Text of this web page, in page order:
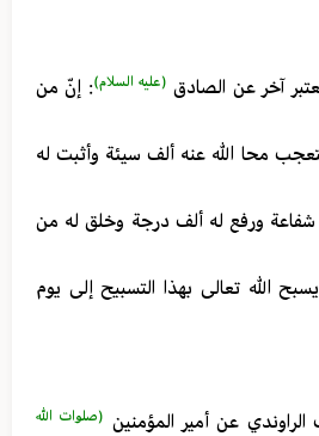
آخر عن الصادق (عليه السلام): إنّ من
محا الله عنه ألف سيئة وأثبت له
ورفع له ألف درجة وخلق له من
الله تعالى بهذا التسبيح إلى يوم
عن أمير المؤمنين (صلوات الله